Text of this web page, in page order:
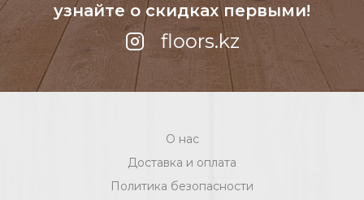
узнайте о скидках первыми!
floors.kz
О нас
Доставка и оплата
Политика безопасности